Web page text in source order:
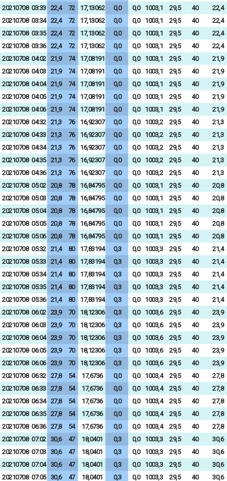
20210708 03:33 22,4 72 17,13062 0,0 0,0 1003,1 29,5 40
22,4
20210708 03:34 22,4 72 17,13062 0,0 0,0 1003,1 29,5 40
22,4
20210708 03:35 22,4 72 17,13062 0,0 0,0 1003,1 29,5 40
22,4
20210708 03:36 22,4 72 17,13062 0,0 0,0 1003,1 29,5 40
22,4
20210708 04:02 21,9 74 17,08191 0,0 0,0 1003,1 29,5 40
21,9
20210708 04:03 21,9 74 17,08191 0,0 0,0 1003,1 29,5 40
21,9
20210708 04:04 21,9 74 17,08191 0,0 0,0 1003,1 29,5 40
21,9
20210708 04:05 21,9 74 17,08191 0,0 0,0 1003,1 29,5 40
21,9
20210708 04:06 21,9 74 17,08191 0,0 0,0 1003,1 29,5 40
21,9
20210708 04:32 21,3 76 16,92307 0,0 0,0 1003,2 29,5 40
21,3
20210708 04:33 21,3 76 16,92307 0,0 0,0 1003,2 29,5 40
21,3
20210708 04:34 21,3 76 16,92307 0,0 0,0 1003,2 29,5 40
21,3
20210708 04:35 21,3 76 16,92307 0,0 0,0 1003,2 29,5 40
21,3
20210708 04:36 21,3 76 16,92307 0,0 0,0 1003,2 29,5 40
21,3
20210708 05:02 20,8 78 16,84795 0,0 0,0 1003,1 29,5 40
20,8
20210708 05:03 20,8 78 16,84795 0,0 0,0 1003,1 29,5 40
20,8
20210708 05:04 20,8 78 16,84795 0,0 0,0 1003,1 29,5 40
20,8
20210708 05:05 20,8 78 16,84795 0,0 0,0 1003,1 29,5 40
20,8
20210708 05:06 20,8 78 16,84795 0,0 0,0 1003,1 29,5 40
20,8
20210708 05:32 21,4 80 17,83194 0,3 0,0 1003,3 29,5 40
21,4
20210708 05:33 21,4 80 17,83194 0,3 0,0 1003,3 29,5 40
21,4
20210708 05:34 21,4 80 17,83194 0,3 0,0 1003,3 29,5 40
21,4
20210708 05:35 21,4 80 17,83194 0,3 0,0 1003,3 29,5 40
21,4
20210708 05:36 21,4 80 17,83194 0,3 0,0 1003,3 29,5 40
21,4
20210708 06:02 23,9 70 18,12306 0,3 0,0 1003,6 29,5 40
23,9
20210708 06:03 23,9 70 18,12306 0,3 0,0 1003,6 29,5 40
23,9
20210708 06:04 23,9 70 18,12306 0,3 0,0 1003,6 29,5 40
23,9
20210708 06:05 23,9 70 18,12306 0,3 0,0 1003,6 29,5 40
23,9
20210708 06:06 23,9 70 18,12306 0,3 0,0 1003,6 29,5 40
23,9
20210708 06:32 27,8 54 17,6736 0,0 0,0 1003,4 29,5 40
27,8
20210708 06:33 27,8 54 17,6736 0,0 0,0 1003,4 29,5 40
27,8
20210708 06:34 27,8 54 17,6736 0,0 0,0 1003,4 29,5 40
27,8
20210708 06:35 27,8 54 17,6736 0,0 0,0 1003,4 29,5 40
27,8
20210708 06:36 27,8 54 17,6736 0,0 0,0 1003,4 29,5 40
27,8
20210708 07:02 30,6 47 18,0401 0,3 0,0 1003,3 29,5 40
30,6
20210708 07:03 30,6 47 18,0401 0,3 0,0 1003,3 29,5 40
30,6
20210708 07:04 30,6 47 18,0401 0,3 0,0 1003,3 29,5 40
30,6
20210708 07:05 30,6 47 18,0401 0,3 0,0 1003,3 29,5 40 30,6